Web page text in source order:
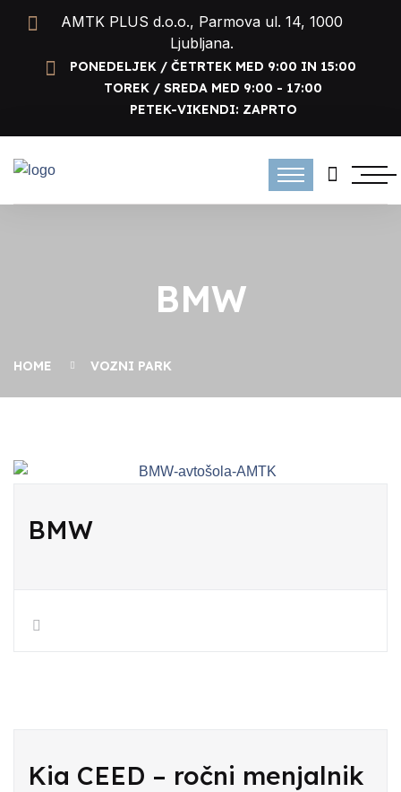
AMTK PLUS d.o.o., Parmova ul. 14, 1000
Ljubljana.
PONEDELJEK / ČETRTEK MED 9:00 IN 15:00
TOREK / SREDA MED 9:00 - 17:00
PETEK-VIKENDI: ZAPRTO
BMW
HOME VOZNI PARK
BMW
Kia CEED – ročni menjalnik